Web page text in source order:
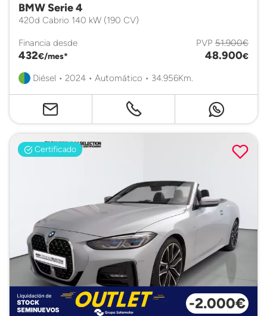
BMW Serie 4
420d Cabrio 140 kW (190 CV)
Financia desde
432€/mes*
PVP 51.900€
48.900€
Diésel • 2024 • Automático • 34.956Km.
Certificado
-2.000€